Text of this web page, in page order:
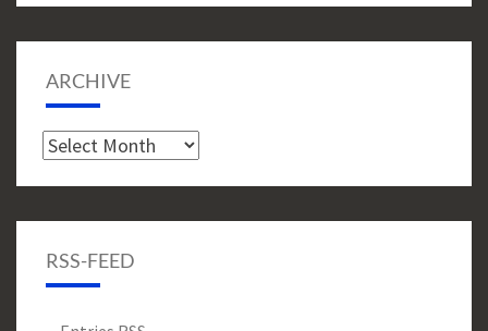
ARCHIVE
Archive
RSS-FEED